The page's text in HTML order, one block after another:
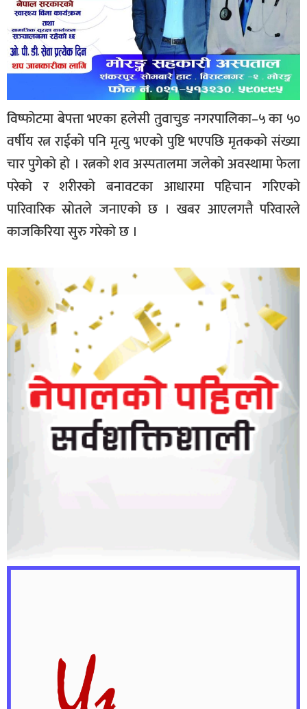
विष्फोटमा बेपत्ता भएका हलेसी तुवाचुङ नगरपालिका–५ का ५०
वर्षीय रत्न राईको पनि मृत्यु भएको पुष्टि भएपछि मृतकको संख्या
चार पुगेको हो । रत्नको शव अस्पतालमा जलेको अवस्थामा फेला
परेको र शरीरको बनावटका आधारमा पहिचान गरिएको
पारिवारिक स्रोतले जनाएको छ । खबर आएलगत्तै परिवारले
काजकिरिया सुरु गरेको छ ।